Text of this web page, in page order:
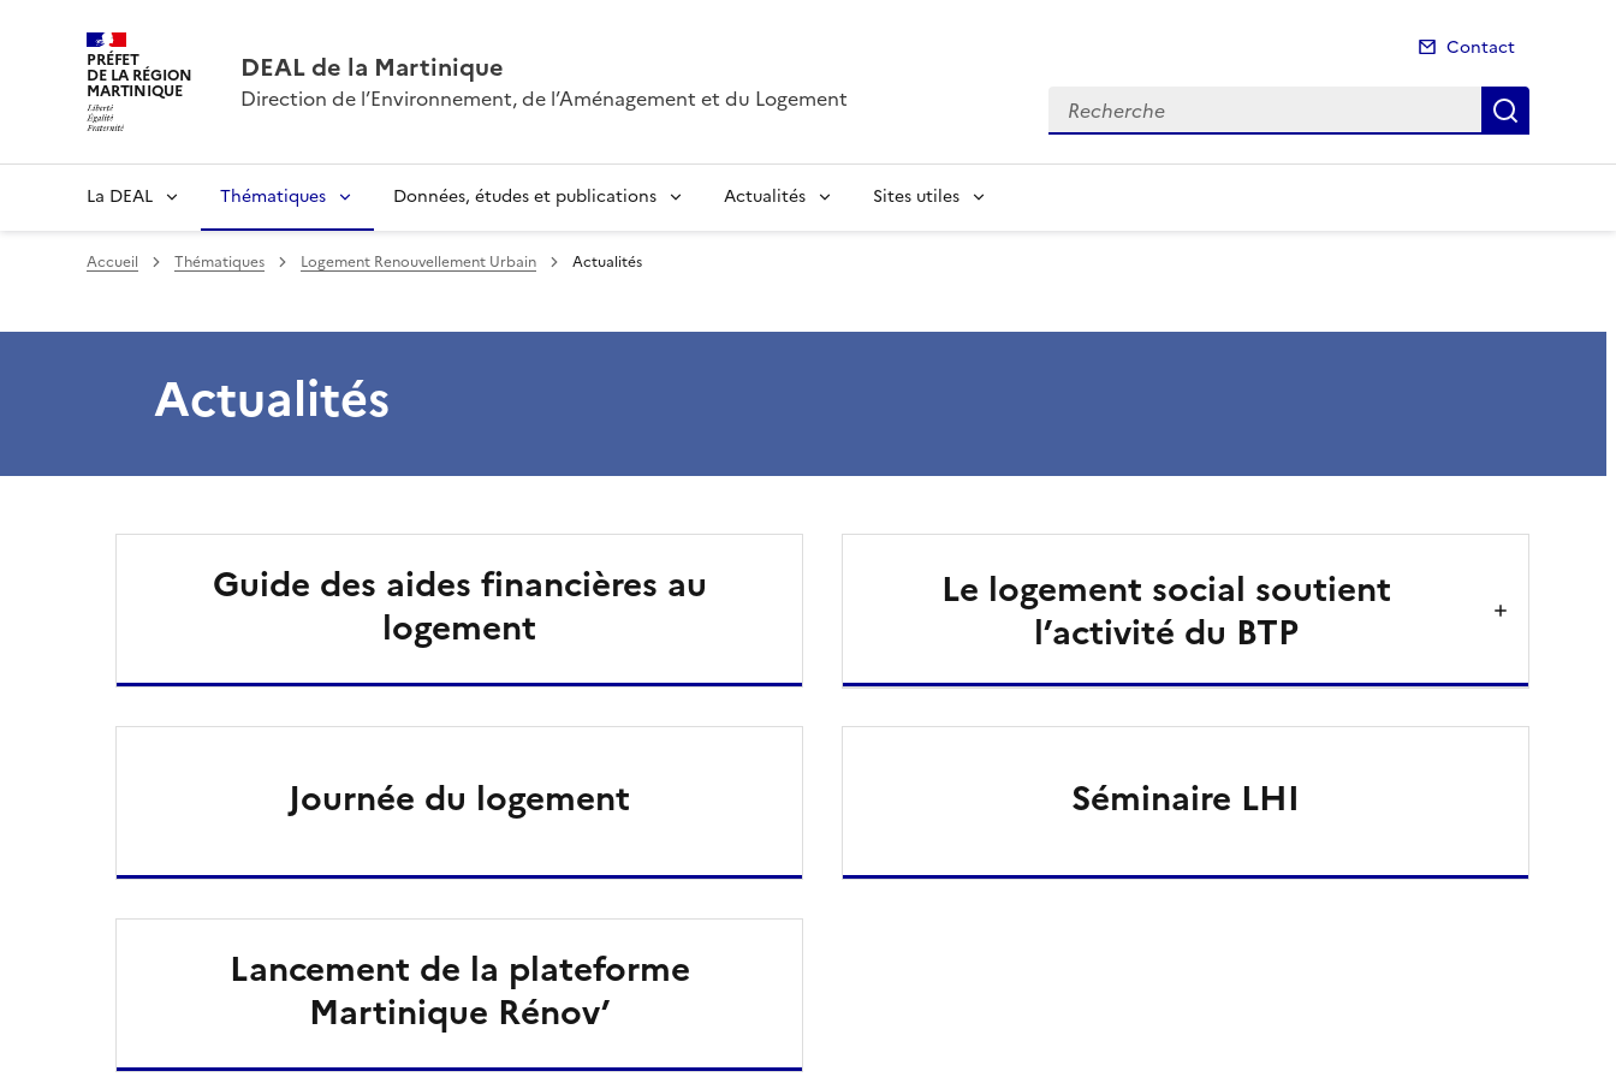
PRÉFET
DE LA RÉGION
MARTINIQUE
DEAL de la Martinique
Direction de l’Environnement, de l’Aménagement et du Logement
Contact
Recherche
La DEAL Thématiques Données, études et publications Actualités Sites utiles
Accueil Thématiques Logement Renouvellement Urbain Actualités
Actualités
Guide des aides financières au
logement
Journée du logement
Lancement de la plateforme
Martinique Rénov’
Le logement social soutient
l’activité du BTP
Séminaire LHI